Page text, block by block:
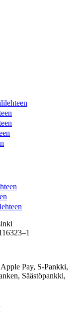
Pay, S-Pankki,
Säästöpankki,